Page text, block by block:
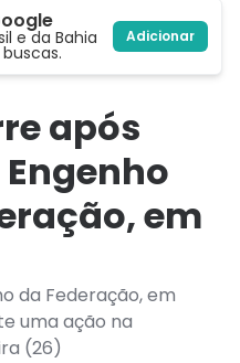
e da Bahia Adicionar
após
em
da Federação, em
uma ação na
(26)